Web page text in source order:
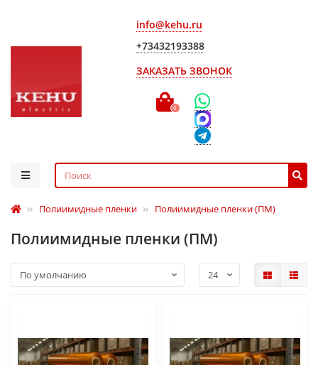
info@kehu.ru
+73432193388
ЗАКАЗАТЬ ЗВОНОК
0
Полиимидные пленки Полиимидные пленки (ПМ)
Полиимидные пленки (ПМ)